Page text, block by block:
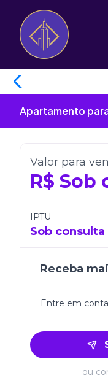
Apartamento
Valor para
R$ Sob
IPTU
Sob consulta
Receba
Entre em
ou